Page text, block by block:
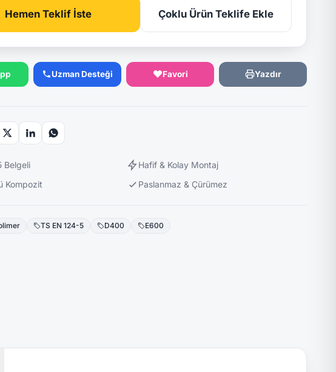
Hemen Teklif İste Çoklu Ürün Teklife Ekle
Uzman Desteği Favori Yazdır
Belgeli
Hafif & Kolay Montaj
Kompozit
Paslanmaz & Çürümez
TS EN 124-5 D400 E600